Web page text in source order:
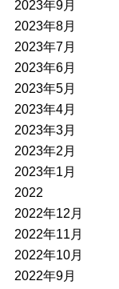
2023年9月
2023年8月
2023年7月
2023年6月
2023年5月
2023年4月
2023年3月
2023年2月
2023年1月
2022
2022年12月
2022年11月
2022年10月
2022年9月